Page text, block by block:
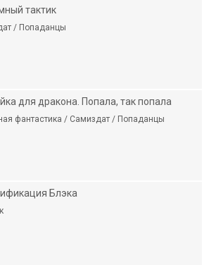
тактик
/ Попаданцы
для дракона. Попала, так попала
фантастика / Самиздат / Попаданцы
Блэка